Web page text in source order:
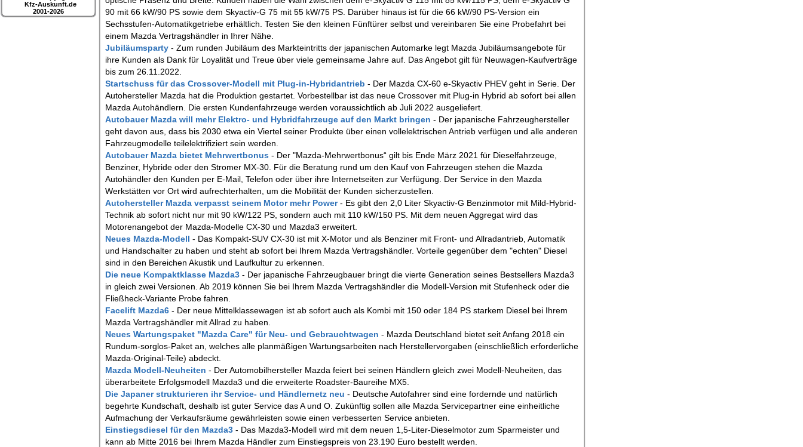
90 mit 66 kW/90 PS sowie dem Skyactiv-G 75 mit 55 kW/75 PS. Darüber hinaus ist für die 66 kW/90 PS-Version ein
Sechsstufen-Automatikgetriebe erhältlich. Testen Sie den kleinen Fünftürer selbst und vereinbaren Sie eine Probefahrt bei
einem Mazda Vertragshändler in Ihrer Nähe.
Jubiläumsparty - Zum runden Jubiläum des Markteintritts der japanischen Automarke legt Mazda Jubiläumsangebote für
ihre Kunden als Dank für Loyalität und Treue über viele gemeinsame Jahre auf. Das Angebot gilt für Neuwagen-Kaufverträge
bis zum 26.11.2022.
Startschuss für das Crossover-Modell mit Plug-in-Hybridantrieb - Der Mazda CX-60 e-Skyactiv PHEV geht in Serie. Der
Autohersteller Mazda hat die Produktion gestartet. Vorbestellbar ist das neue Crossover mit Plug-in Hybrid ab sofort bei allen
Mazda Autohändlern. Die ersten Kundenfahrzeuge werden voraussichtlich ab Juli 2022 ausgeliefert.
Autobauer Mazda will mehr Elektro- und Hybridfahrzeuge auf den Markt bringen - Der japanische Fahrzeughersteller
geht davon aus, dass bis 2030 etwa ein Viertel seiner Produkte über einen vollelektrischen Antrieb verfügen und alle anderen
Fahrzeugmodelle teilelektrifiziert sein werden.
Autobauer Mazda bietet Mehrwertbonus - Der "Mazda-Mehrwertbonus“ gilt bis Ende März 2021 für Dieselfahrzeuge,
Benziner, Hybride oder den Stromer MX-30. Für die Beratung rund um den Kauf von Fahrzeugen stehen die Mazda
Autohändler den Kunden per E-Mail, Telefon oder über ihre Internetseiten zur Verfügung. Der Service in den Mazda
Werkstätten vor Ort wird aufrechterhalten, um die Mobilität der Kunden sicherzustellen.
Autohersteller Mazda verpasst seinem Motor mehr Power- Es gibt den 2,0 Liter Skyactiv-G Benzinmotor mit Mild-Hybrid-
Technik ab sofort nicht nur mit 90 kW/122 PS, sondern auch mit 110 kW/150 PS. Mit dem neuen Aggregat wird das
Motorenangebot der Mazda-Modelle CX-30 und Mazda3 erweitert.
Neues Mazda-Modell - Das Kompakt-SUV CX-30 ist mit X-Motor und als Benziner mit Front- und Allradantrieb, Automatik
und Handschalter zu haben und steht ab sofort bei Ihrem Mazda Vertragshändler. Vorteile gegenüber dem "echten" Diesel
sind in den Bereichen Akustik und Laufkultur zu erkennen.
Die neue Kompaktklasse Mazda3 - Der japanische Fahrzeugbauer bringt die vierte Generation seines Bestsellers Mazda3
in gleich zwei Versionen. Ab 2019 können Sie bei Ihrem Mazda Vertragshändler die Modell-Version mit Stufenheck oder die
Fließheck-Variante Probe fahren.
Facelift Mazda6 - Der neue Mittelklassewagen ist ab sofort auch als Kombi mit 150 oder 184 PS starkem Diesel bei Ihrem
Mazda Vertragshändler mit Allrad zu haben.
Neues Wartungspaket "Mazda Care" für Neu- und Gebrauchtwagen - Mazda Deutschland bietet seit Anfang 2018 ein
Rundum-sorglos-Paket an, welches alle planmäßigen Wartungsarbeiten nach Herstellervorgaben (einschließlich erforderliche
Mazda-Original-Teile) abdeckt.
Mazda Modell-Neuheiten - Der Automobilhersteller Mazda feiert bei seinen Händlern gleich zwei Modell-Neuheiten, das
überarbeitete Erfolgsmodell Mazda3 und die erweiterte Roadster-Baureihe MX5.
Die Japaner strukturieren ihr Service- und Händlernetz neu - Deutsche Autofahrer sind eine fordernde und natürlich
begehrte Kundschaft, deshalb ist guter Service das A und O. Zukünftig sollen alle Mazda Servicepartner eine einheitliche
Aufmachung der Verkaufsräume gewährleisten sowie einen verbesserten Service anbieten.
Einstiegsdiesel für den Mazda3 - Das Mazda3-Modell wird mit dem neuen 1,5-Liter-Dieselmotor zum Sparmeister und
kann ab Mitte 2016 bei Ihrem Mazda Händler zum Einstiegspreis von 23.190 Euro bestellt werden.
Kfz-Auskunft.de
2001-2026